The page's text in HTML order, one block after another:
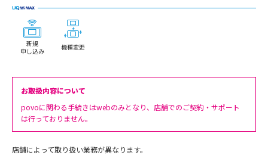
新規
申し込み
機種変更
お取扱内容について
povoに関わる手続きはwebのみとなり、店舗でのご契約・サポート
は行っておりません。
店舗によって取り扱い業務が異なります。